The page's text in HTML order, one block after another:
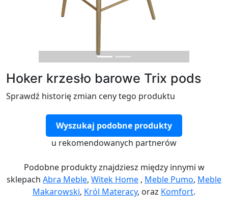
Hoker krzesło barowe Trix pods
Sprawdź historię zmian ceny tego produktu
Wyszukaj podobne produkty
u rekomendowanych partnerów
Podobne produkty znajdziesz między innymi w
sklepach Abra Meble, Witek Home , Meble Pumo, Meble
Makarowski, Król Materacy, oraz Komfort.